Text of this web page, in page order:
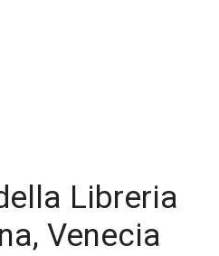
Libreria
Venecia